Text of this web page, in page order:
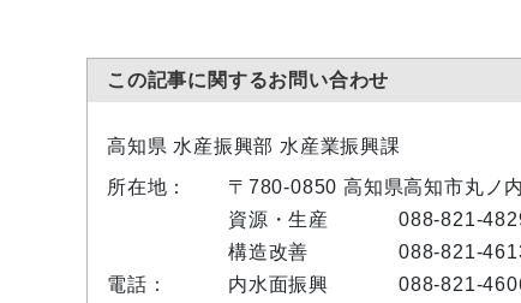
この記事に関するお問い合わせ
高知県 水産振興部 水産業振興課
所在地：
〒780-0850 高知県高知市丸ノ
電話：
資源・生産
088-821-
構造改善
088-821-
内水面振興
088-821-